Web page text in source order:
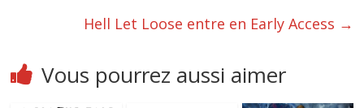
Hell Let Loose entre en Early Access →
Vous pourrez aussi aimer